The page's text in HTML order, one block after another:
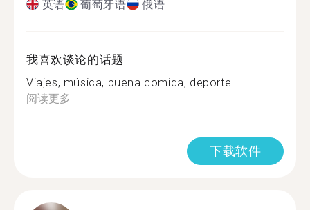
英语 葡萄牙语 俄语
我喜欢谈论的话题
Viajes, música, buena comida, deporte...
阅读更多
下载软件